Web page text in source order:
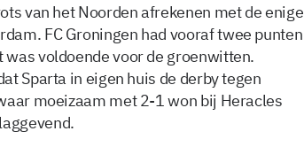
van het Noorden afrekenen met de enige
FC Groningen had vooraf twee punten
voldoende voor de groenwitten.
Sparta in eigen huis de derby tegen
moeizaam met 2-1 won bij Heracles